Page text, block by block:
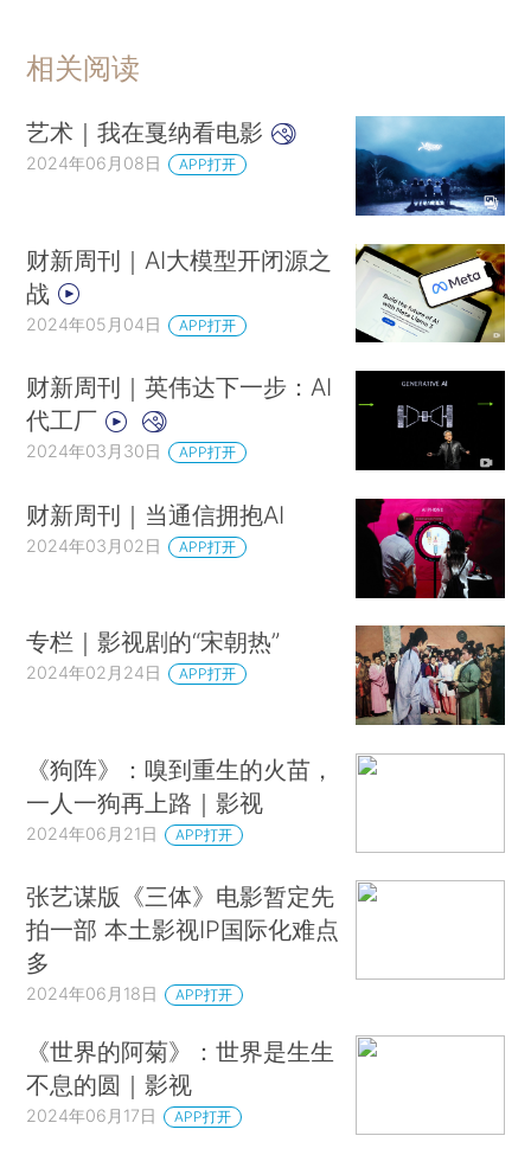
相关阅读
艺术｜我在戛纳看电影
2024年06月08日 APP打开
财新周刊｜AI大模型开闭源之
战
2024年05月04日 APP打开
财新周刊｜英伟达下一步：AI
代工厂
2024年03月30日 APP打开
财新周刊｜当通信拥抱AI
2024年03月02日 APP打开
专栏｜影视剧的“宋朝热”
2024年02月24日 APP打开
《狗阵》：嗅到重生的火苗，
一人一狗再上路｜影视
2024年06月21日 APP打开
张艺谋版《三体》电影暂定先
拍一部 本土影视IP国际化难点
多
2024年06月18日 APP打开
《世界的阿菊》：世界是生生
不息的圆｜影视
2024年06月17日 APP打开